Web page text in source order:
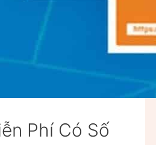
Phí Có Số